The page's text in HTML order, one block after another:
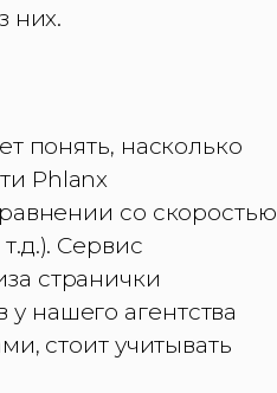
них.
понять, насколько
Phlanx
со скоростью
Сервис
странички
нашего агентства
стоит учитывать